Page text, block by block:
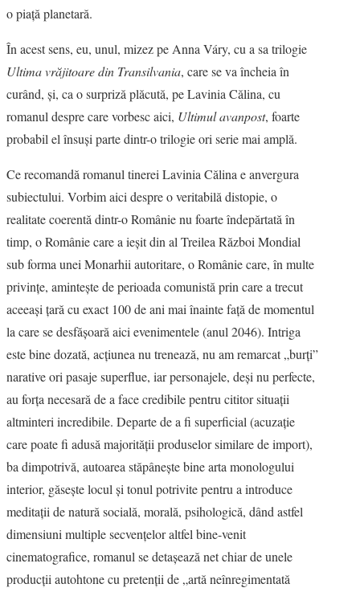
o piaţă planetară.
În acest sens, eu, unul, mizez pe Anna Váry, cu a sa trilogie
Ultima vrăjitoare din Transilvania, care se va încheia în
curând, şi, ca o surpriză plăcută, pe Lavinia Călina, cu
romanul despre care vorbesc aici, Ultimul avanpost, foarte
probabil el însuşi parte dintr-o trilogie ori serie mai amplă.
Ce recomandă romanul tinerei Lavinia Călina e anvergura
subiectului. Vorbim aici despre o veritabilă distopie, o
realitate coerentă dintr-o Românie nu foarte îndepărtată în
timp, o Românie care a ieşit din al Treilea Război Mondial
sub forma unei Monarhii autoritare, o Românie care, în multe
privinţe, aminteşte de perioada comunistă prin care a trecut
aceeaşi ţară cu exact 100 de ani mai înainte faţă de momentul
la care se desfăşoară aici evenimentele (anul 2046). Intriga
este bine dozată, acţiunea nu trenează, nu am remarcat „burţi”
narative ori pasaje superflue, iar personajele, deşi nu perfecte,
au forţa necesară de a face credibile pentru cititor situaţii
altminteri incredibile. Departe de a fi superficial (acuzaţie
care poate fi adusă majorităţii produselor similare de import),
ba dimpotrivă, autoarea stăpâneşte bine arta monologului
interior, găseşte locul şi tonul potrivite pentru a introduce
meditaţii de natură socială, morală, psihologică, dând astfel
dimensiuni multiple secvenţelor altfel bine-venit
cinematografice, romanul se detaşează net chiar de unele
producţii autohtone cu pretenţii de „artă neînregimentată